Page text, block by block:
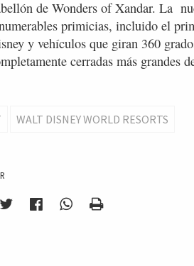
de Wonders of Xandar. La
primicias, incluido el
y vehículos que giran 360
cerradas más grandes
WALT DISNEY WORLD RESORTS